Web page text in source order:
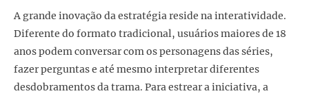
A grande inovação da estratégia reside na interatividade.
Diferente do formato tradicional, usuários maiores de 18
anos podem conversar com os personagens das séries,
fazer perguntas e até mesmo interpretar diferentes
desdobramentos da trama. Para estrear a iniciativa, a